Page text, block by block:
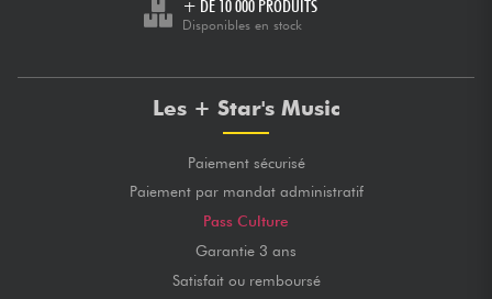
+ DE 10 000 PRODUITS
Disponibles en stock
Les + Star's Music
Paiement sécurisé
Paiement par mandat administratif
Pass Culture
Garantie 3 ans
Satisfait ou remboursé